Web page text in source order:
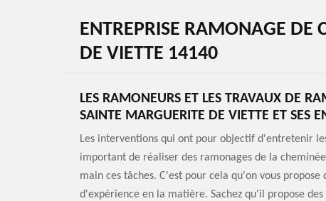
ENTREPRISE RAMONAGE DE
DE VIETTE 14140
LES RAMONEURS ET LES TRAVAUX DE
SAINTE MARGUERITE DE VIETTE ET SES
Les interventions qui ont pour objectif d'entretenir
important de réaliser des ramonages de la
main ces tâches. C'est pour cela qu'on vous
d'expérience en la matière. Sachez qu'il propose